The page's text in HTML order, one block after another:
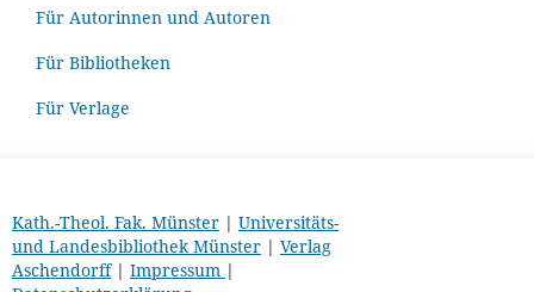
Für Autorinnen und Autoren
Für Bibliotheken
Für Verlage
Kath.-Theol. Fak. Münster| Universitäts-
und Landesbibliothek Münster| Verlag
Aschendorff| Impressum |